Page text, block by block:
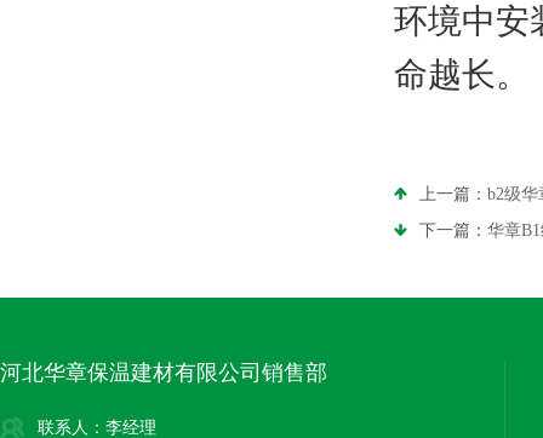
环境中安
命越长。
上一篇： b2级
下一篇： 华章
河北华章保温建材有限公司销售部
联系人：李经理